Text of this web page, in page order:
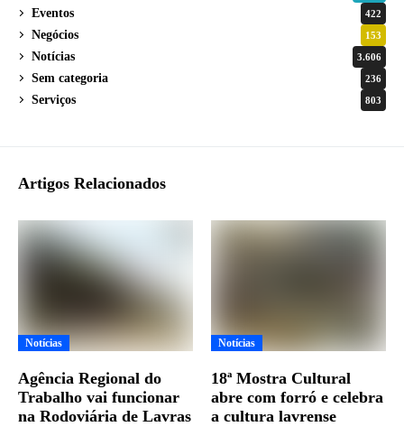
Eventos 422
Negócios 153
Notícias 3.606
Sem categoria 236
Serviços 803
Artigos Relacionados
Notícias
Agência Regional do
Trabalho vai funcionar
na Rodoviária de Lavras
Notícias
18ª Mostra Cultural
abre com forró e celebra
a cultura lavrense